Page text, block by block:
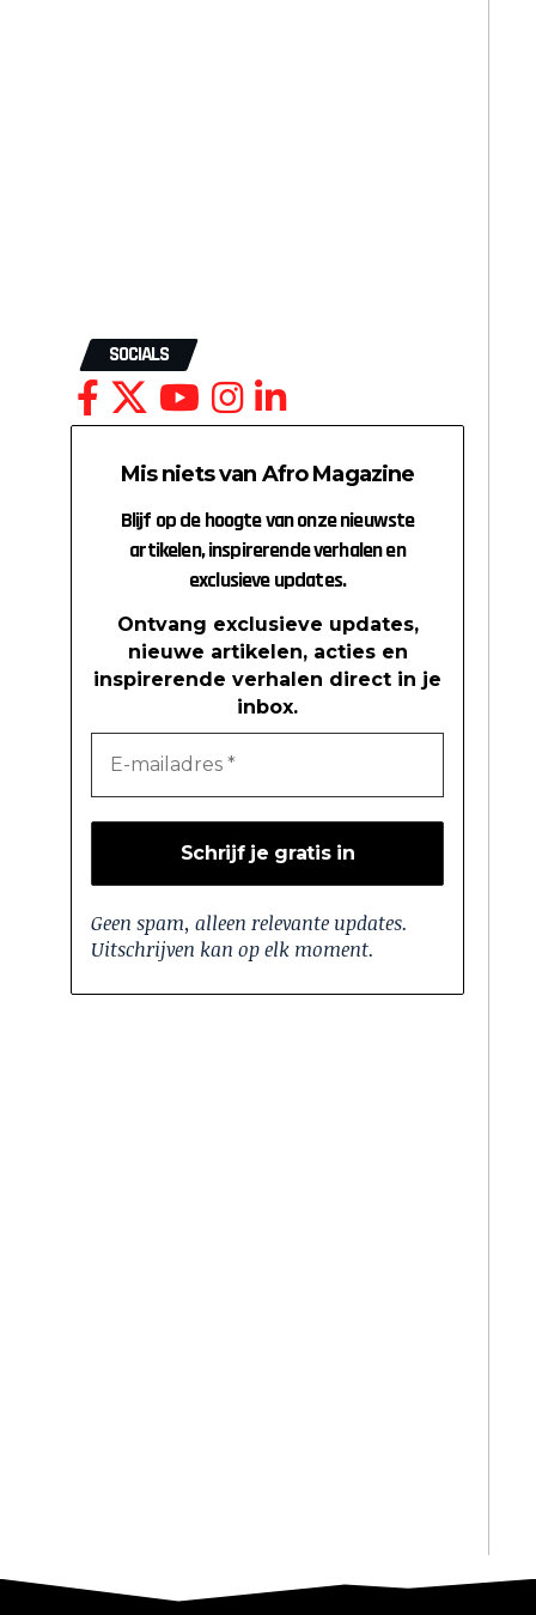
SOCIALS
Mis niets van Afro Magazine
Blijf op de hoogte van onze nieuwste
artikelen, inspirerende verhalen en
exclusieve updates.
Ontvang exclusieve updates,
nieuwe artikelen, acties en
inspirerende verhalen direct in je
inbox.
Geen spam, alleen relevante updates.
Uitschrijven kan op elk moment.